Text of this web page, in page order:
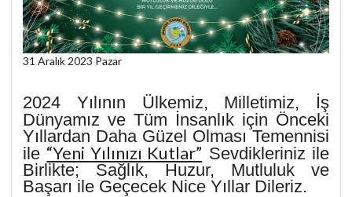
31 Aralık 2023 Pazar
2024 Yılının Ülkemiz, Milletimiz, İş
Dünyamız ve Tüm İnsanlık için Önceki
Yıllardan Daha Güzel Olması Temennisi
ile “Yeni Yılınızı Kutlar” Sevdikleriniz ile
Birlikte; Sağlık, Huzur, Mutluluk ve
Başarı ile Geçecek Nice Yıllar Dileriz.